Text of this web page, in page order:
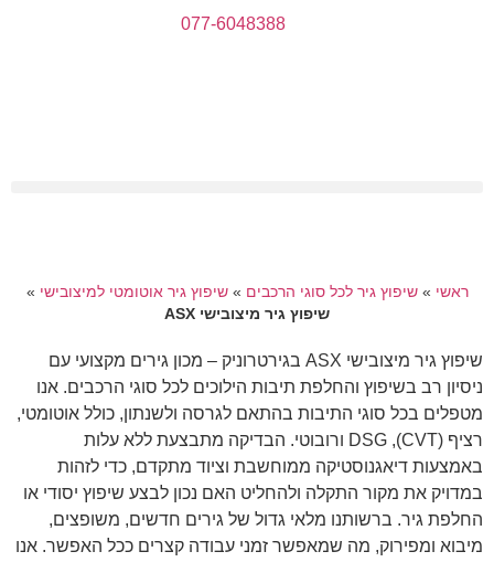
077-6048388
ראשי»שיפוץ גיר לכל סוגי הרכבים»שיפוץ גיר אוטומטי למיצובישי»
שיפוץ גיר מיצובישי ASX
שיפוץ גיר מיצובישי ASX בגירטרוניק – מכון גירים מקצועי עם
ניסיון רב בשיפוץ והחלפת תיבות הילוכים לכל סוגי הרכבים. אנו
מטפלים בכל סוגי התיבות בהתאם לגרסה ולשנתון, כולל אוטומטי,
רציף (CVT), DSG ורובוטי. הבדיקה מתבצעת ללא עלות
באמצעות דיאגנוסטיקה ממוחשבת וציוד מתקדם, כדי לזהות
במדויק את מקור התקלה ולהחליט האם נכון לבצע שיפוץ יסודי או
החלפת גיר. ברשותנו מלאי גדול של גירים חדשים, משופצים,
מיבוא ומפירוק, מה שמאפשר זמני עבודה קצרים ככל האפשר. אנו